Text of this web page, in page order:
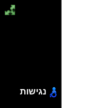
נגישות